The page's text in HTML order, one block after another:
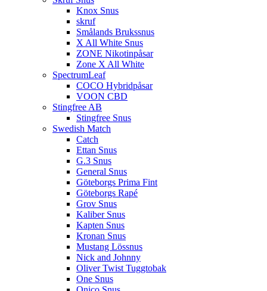
Knox Snus
skruf
Smålands Brukssnus
X All White Snus
ZONE Nikotinpåsar
Zone X All White
SpectrumLeaf
COCO Hybridpåsar
VOON CBD
Stingfree AB
Stingfree Snus
Swedish Match
Catch
Ettan Snus
G.3 Snus
General Snus
Göteborgs Prima Fint
Göteborgs Rapé
Grov Snus
Kaliber Snus
Kapten Snus
Kronan Snus
Mustang Lössnus
Nick and Johnny
Oliver Twist Tuggtobak
One Snus